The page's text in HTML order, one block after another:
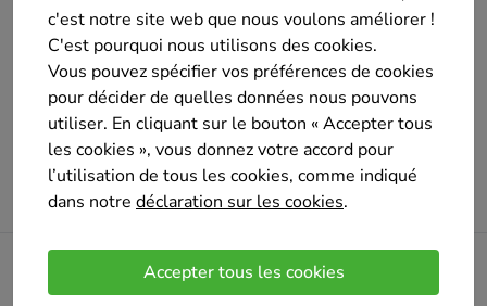
c'est notre site web que nous voulons améliorer !
C'est pourquoi nous utilisons des cookies.
Vous pouvez spécifier vos préférences de cookies
pour décider de quelles données nous pouvons
utiliser. En cliquant sur le bouton « Accepter tous
les cookies », vous donnez votre accord pour
l’utilisation de tous les cookies, comme indiqué
dans notre déclaration sur les cookies.
Accepter tous les cookies
Oups !
Un problème est survenu lors du chargement de la
page. Veuillez réessayer plus tard.
Veuillez réessayer
Restez informé !